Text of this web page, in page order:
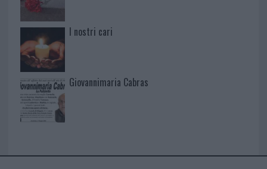
I nostri cari
Giovannimaria Cabras